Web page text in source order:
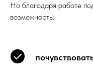
Но благодаря работе
возможность: